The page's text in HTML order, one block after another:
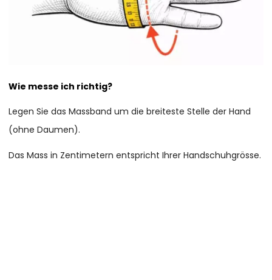
Wie messe ich richtig?
Legen Sie das Massband um die breiteste Stelle der Hand
(ohne Daumen).
Das Mass in Zentimetern entspricht Ihrer Handschuhgrösse.